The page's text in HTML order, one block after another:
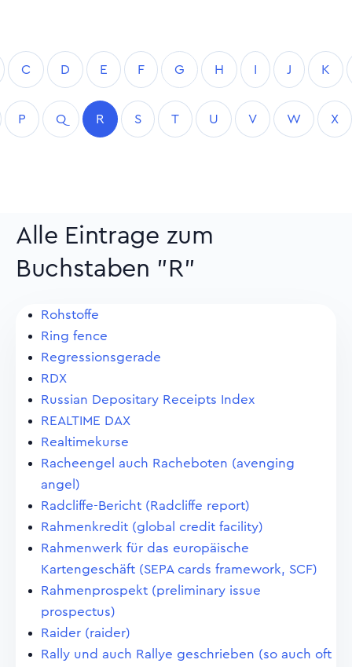
C D E F G H I J K
P Q R S T U V W X
Alle Eintrage zum
Buchstaben "R"
Rohstoffe
Ring fence
Regressionsgerade
RDX
Russian Depositary Receipts Index
REALTIME DAX
Realtimekurse
Racheengel auch Racheboten (avenging
angel)
Radcliffe-Bericht (Radcliffe report)
Rahmenkredit (global credit facility)
Rahmenwerk für das europäische
Kartengeschäft (SEPA cards framework, SCF)
Rahmenprospekt (preliminary issue
prospectus)
Raider (raider)
Rally und auch Rallye geschrieben (so auch oft